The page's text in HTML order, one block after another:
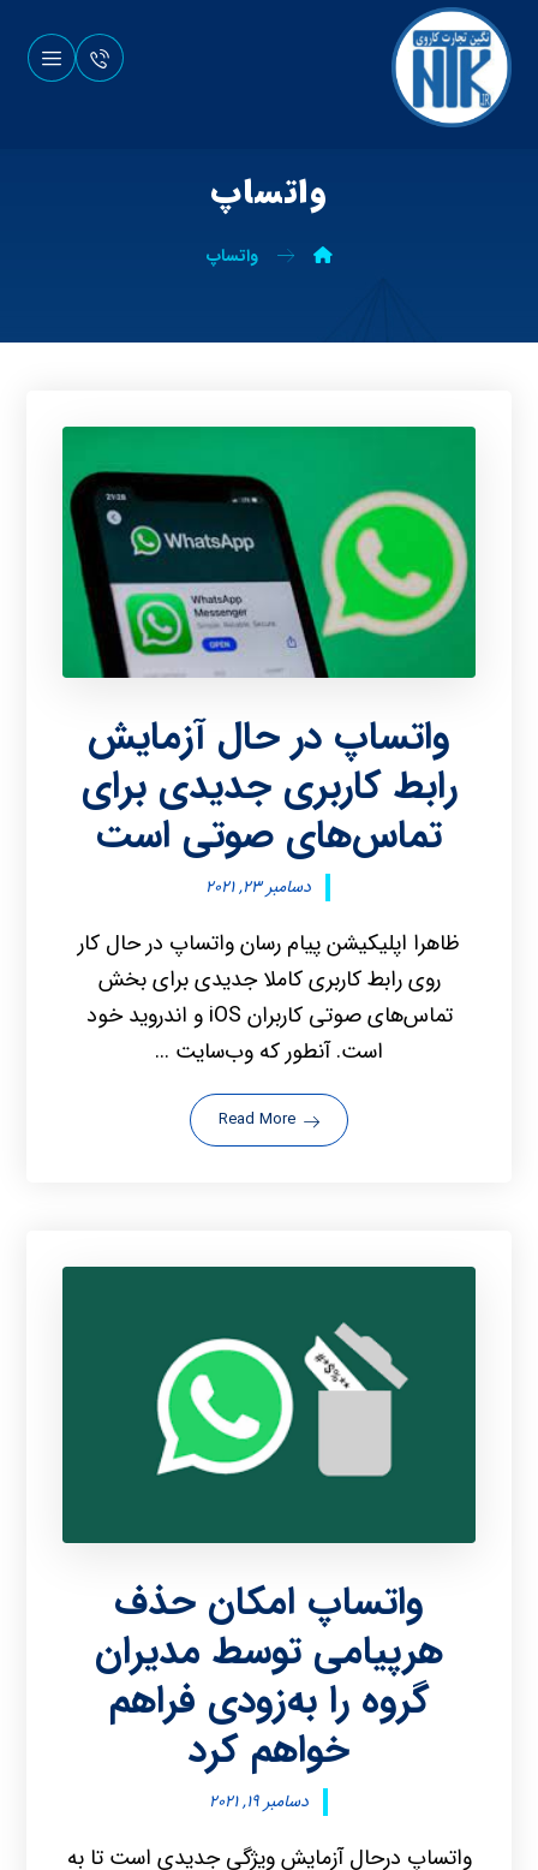
واتساپ
واتساپ
واتساپ در حال آزمایش
رابط کاربری جدیدی برای
تماس‌های صوتی است
دسامبر ۲۳, ۲۰۲۱
ظاهرا اپلیکیشن پیام رسان واتساپ در حال کار
روی رابط کاربری کاملا جدیدی برای بخش
تماس‌های صوتی کاربران iOS و اندروید خود
است. آنطور که وب‌سایت ...
Read More
واتساپ امکان حذف
هرپیامی توسط مدیران
گروه را به‌زودی فراهم
خواهم کرد
دسامبر ۱۹, ۲۰۲۱
واتساپ درحال آزمایش ویژگی جدیدی است تا به